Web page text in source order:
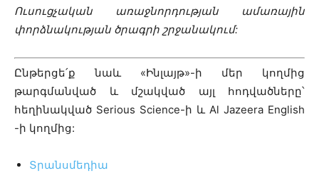
Ուսուցչական առաջնորդության ամառային
փորձնակության ծրագրի շրջանակում:
Ընթերցե՛ք նաև
«Ինլայթ»-ի մեր կողմից
թարգմանված և մշակված այլ հոդվածները՝
հեղինակված Serious Science-ի և Al Jazeera English
-ի կողմից:
Տրանսմեդիա